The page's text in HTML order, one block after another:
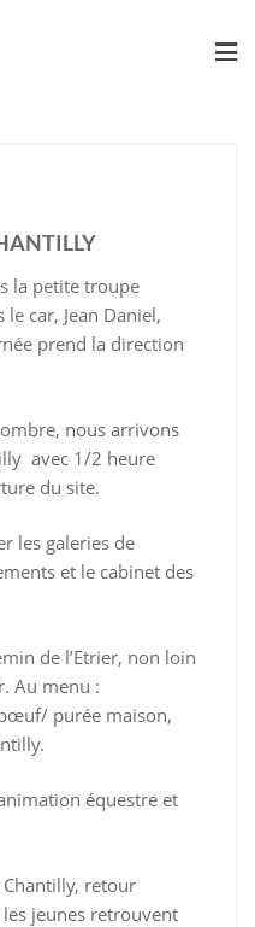
la petite troupe
car, Jean Daniel,
prend la direction
nous arrivons
avec 1/2 heure
du site.
les galeries de
et le cabinet des
de l’Etrier, non loin
Au menu :
purée maison,
équestre et
retour
jeunes retrouvent